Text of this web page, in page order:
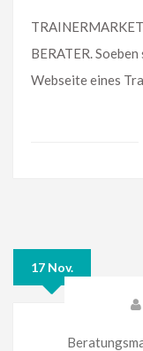
BERATER.
Webseite eines
17 Nov.